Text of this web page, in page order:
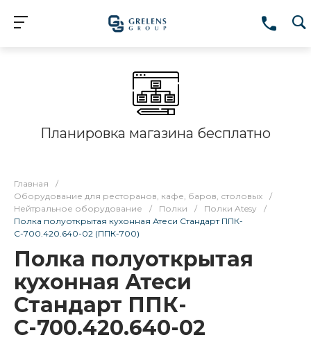
Планировка магазина бесплатно
Главная
/
Оборудование для ресторанов, кафе, баров, столовых
/
Нейтральное оборудование
/ Полки / Полки Atesy
/
Полка полуоткрытая кухонная Атеси Стандарт ППК-
С-700.420.640-02 (ППК-700)
Полка полуоткрытая
кухонная Атеси
Стандарт ППК-
С-700.420.640-02